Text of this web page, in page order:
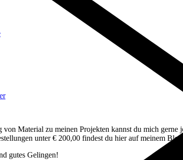
von Material zu meinen Projekten kannst du mich
unter € 200,00 findest du hier auf meinem Blog!
gutes Gelingen!